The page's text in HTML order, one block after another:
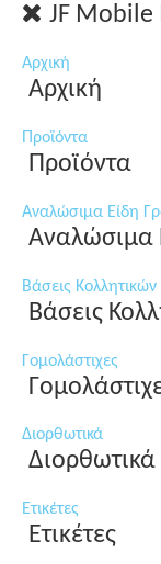
JF Mobile
Αρχική
Αρχική
Προϊόντα
Προϊόντα
Αναλώσιμα Είδη
Αναλώσιμα
Βάσεις Κολλητικών
Βάσεις
Γομολάστιχες
Διορθωτικά
Διορθωτικά
Ετικέτες
Ετικέτες